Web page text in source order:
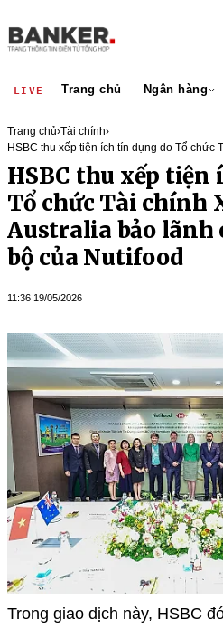
LIVE Trang chủ Ngân hàng
Trang chủ›Tài chính›
HSBC thu xếp tiện ích tín dụng do Tổ chức
lãnh cho dự án cầu đi bộ của Nutifood
HSBC thu xếp tiện
Tổ chức Tài chính
Australia bảo lãnh
bộ của Nutifood
11:36 19/05/2026
Trong giao dịch này, HSBC